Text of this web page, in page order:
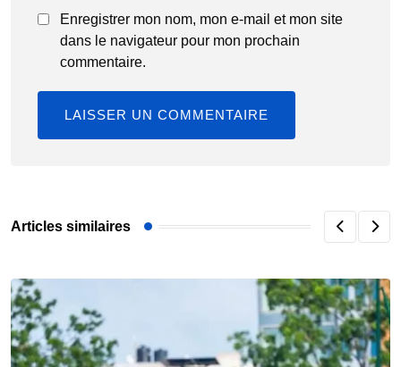
Enregistrer mon nom, mon e-mail et mon site
dans le navigateur pour mon prochain
commentaire.
Articles similaires